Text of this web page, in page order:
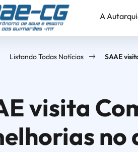
A
Listando Todas Notícias SAAE
visita
no